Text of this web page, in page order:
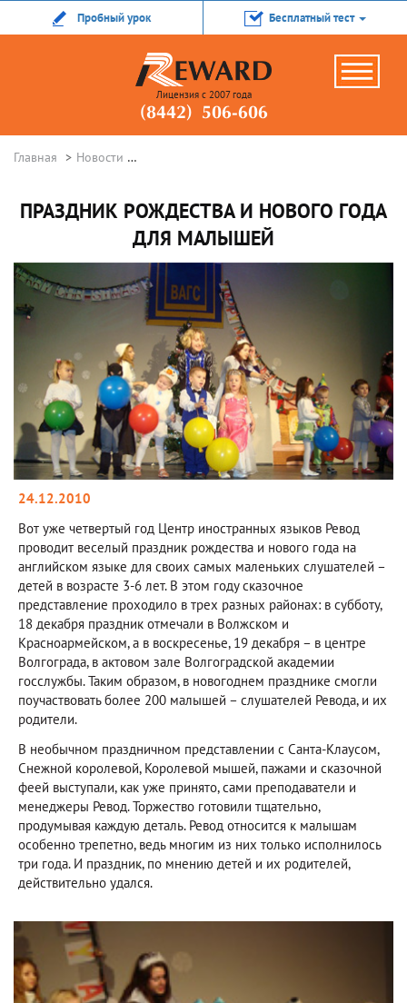
Пробный урок Бесплатный тест
Лицензия с 2007 года
(8442) 506-606
Главная Новости
ПРАЗДНИК РОЖДЕСТВА И НОВОГО ГОДА
ДЛЯ МАЛЫШЕЙ
24.12.2010
Вот уже четвертый год Центр иностранных языков Ревод
проводит веселый праздник рождества и нового года на
английском языке для своих самых маленьких слушателей –
детей в возрасте 3-6 лет. В этом году сказочное
представление проходило в трех разных районах: в субботу,
18 декабря праздник отмечали в Волжском и
Красноармейском, а в воскресенье, 19 декабря – в центре
Волгограда, в актовом зале Волгоградской академии
госслужбы. Таким образом, в новогоднем празднике смогли
поучаствовать более 200 малышей – слушателей Ревода, и их
родители.
В необычном праздничном представлении с Санта-Клаусом,
Снежной королевой, Королевой мышей, пажами и сказочной
феей выступали, как уже принято, сами преподаватели и
менеджеры Ревод. Торжество готовили тщательно,
продумывая каждую деталь. Ревод относится к малышам
особенно трепетно, ведь многим из них только исполнилось
три года. И праздник, по мнению детей и их родителей,
действительно удался.